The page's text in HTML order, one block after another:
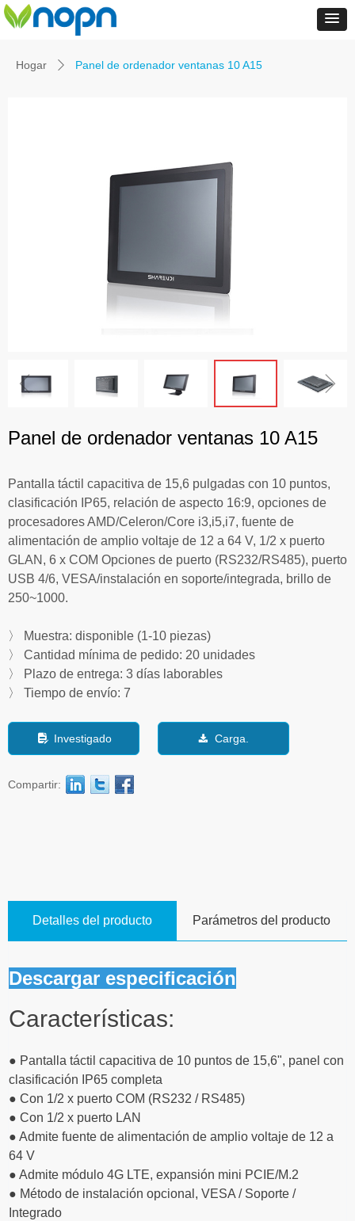
Hogar ꄲ Panel de ordenador ventanas 10 A15
ꁆ ꁇ
Panel de ordenador ventanas 10 A15
Pantalla táctil capacitiva de 15,6 pulgadas con 10 puntos,
clasificación IP65, relación de aspecto 16:9, opciones de
procesadores AMD/Celeron/Core i3,i5,i7, fuente de
alimentación de amplio voltaje de 12 a 64 V, 1/2 x puerto
GLAN, 6 x COM Opciones de puerto (RS232/RS485), puerto
USB 4/6, VESA/instalación en soporte/integrada, brillo de
250~1000.
〉 Muestra: disponible (1-10 piezas)
〉 Cantidad mínima de pedido: 20 unidades
〉 Plazo de entrega: 3 días laborables
〉 Tiempo de envío: 7
넖 Investigado
Compartir:
끂 Carga.
Detalles del producto Parámetros del producto
Descargar especificación
Características:
● Pantalla táctil capacitiva de 10 puntos de 15,6", panel con
clasificación IP65 completa
● Con 1/2 x puerto COM (RS232 / RS485)
● Con 1/2 x puerto LAN
● Admite fuente de alimentación de amplio voltaje de 12 a
64 V
● Admite módulo 4G LTE, expansión mini PCIE/M.2
● Método de instalación opcional, VESA / Soporte /
Integrado